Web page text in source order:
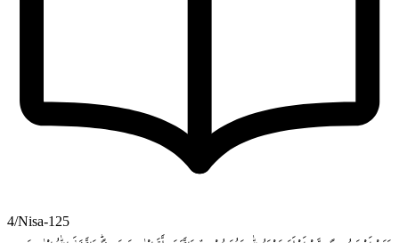
4/Nisa-125